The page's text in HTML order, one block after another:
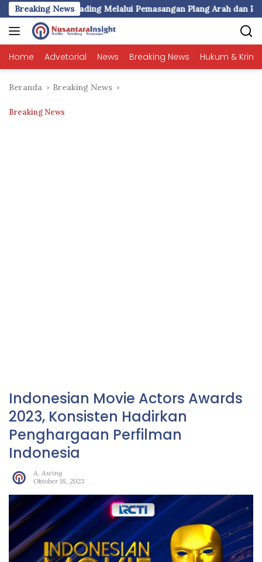
Langsung
ke
konten
Breaking NewsMelalui Pemasangan Plang Arah dan Penerangan
Home Advetorial News Breaking News Hukum &
Beranda Breaking News
Breaking News
Indonesian Movie Actors Awards
2023, Konsisten Hadirkan
Penghargaan Perfilman
Indonesia
A. Awing
Oktober 18, 2023